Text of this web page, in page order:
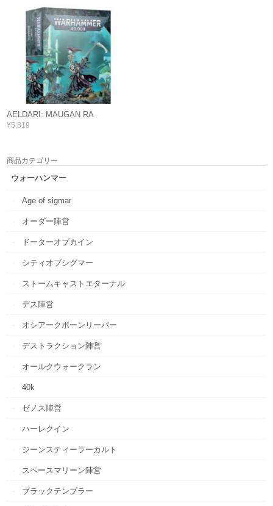
AELDARI: MAUGAN RA
¥5,819
商品カテゴリー
ウォーハンマー
Age of sigmar
オーダー陣営
ドーターオブカイン
シティオブシグマー
ストームキャストエターナル
デス陣営
オシアークボーンリーパー
デストラクション陣営
オールクウォークラン
40k
ゼノス陣営
ハーレクイン
ジーンスティーラーカルト
スペースマリーン陣営
ブラックテンプラー